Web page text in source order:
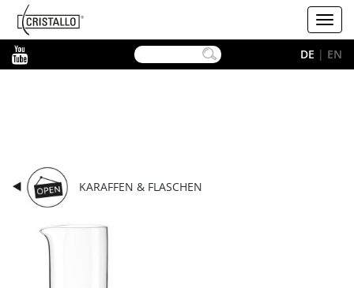
Cristallo
DE | EN
KARAFFEN & FLASCHEN